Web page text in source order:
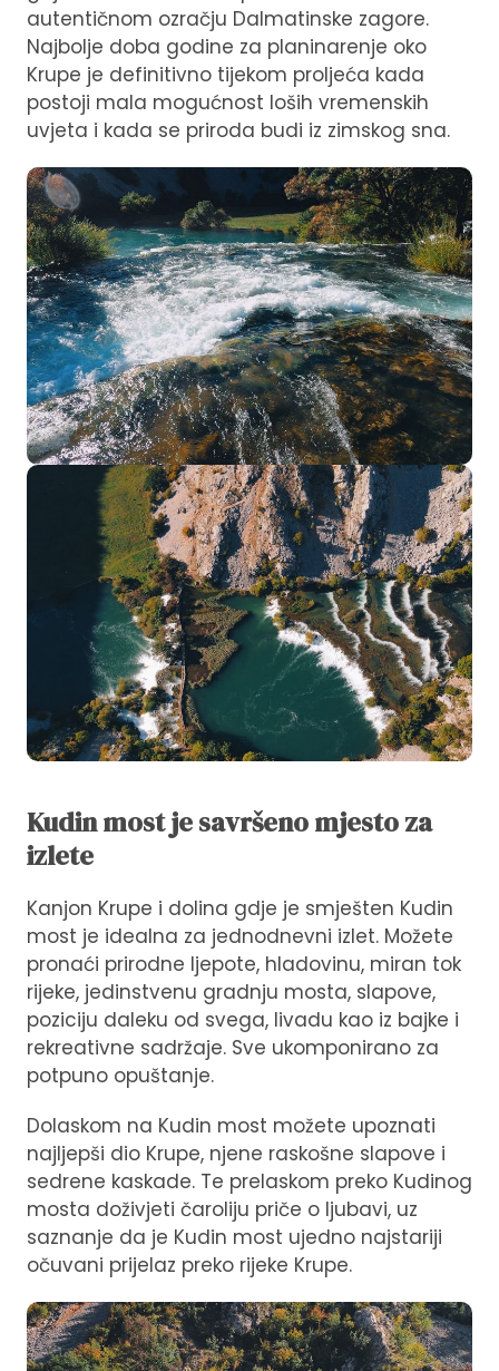
autentičnom ozračju Dalmatinske zagore.
Najbolje doba godine za planinarenje oko
Krupe je definitivno tijekom proljeća kada
postoji mala mogućnost loših vremenskih
uvjeta i kada se priroda budi iz zimskog sna.
Kudin most je savršeno mjesto za
izlete
Kanjon Krupe i dolina gdje je smješten Kudin
most je idealna za jednodnevni izlet. Možete
pronaći prirodne ljepote, hladovinu, miran tok
rijeke, jedinstvenu gradnju mosta, slapove,
poziciju daleku od svega, livadu kao iz bajke i
rekreativne sadržaje. Sve ukomponirano za
potpuno opuštanje.
Dolaskom na Kudin most možete upoznati
najljepši dio Krupe, njene raskošne slapove i
sedrene kaskade. Te prelaskom preko Kudinog
mosta doživjeti čaroliju priče o ljubavi, uz
saznanje da je Kudin most ujedno najstariji
očuvani prijelaz preko rijeke Krupe.